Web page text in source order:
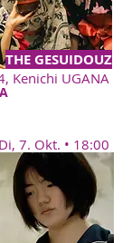
THE GESUIDOUZ
Kenichi UGANA
Di, 7. Okt. • 18:00